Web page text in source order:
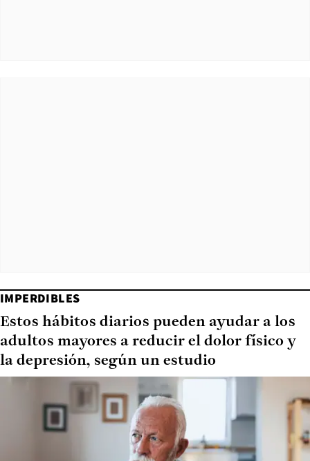
IMPERDIBLES
Estos hábitos diarios pueden ayudar a los
adultos mayores a reducir el dolor físico y
la depresión, según un estudio